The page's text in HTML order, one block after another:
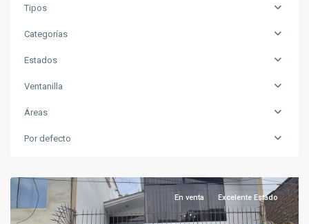
Tipos
Categorías
Estados
Ventanilla
Áreas
Por defecto
En venta Excelente Estado